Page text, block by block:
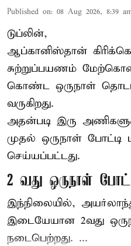
Published on: 08 Aug 2026, 8:39
டுப்லின்,
ஆப்கானிஸ்தான்
சுற்றுப்பயணம்
கொண்ட ஒருநாள்
வருகிறது.
அதன்படி இரு
முதல் ஒருநாள்
செய்யப்பட்டது.
2 வது ஒருநாள்
இந்நிலையில்,
இடையேயான 2வது
நடைபெற்றது. ...